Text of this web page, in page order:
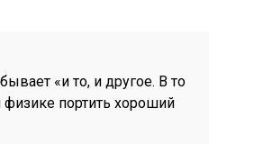
«и то, и другое. В то
портить хороший